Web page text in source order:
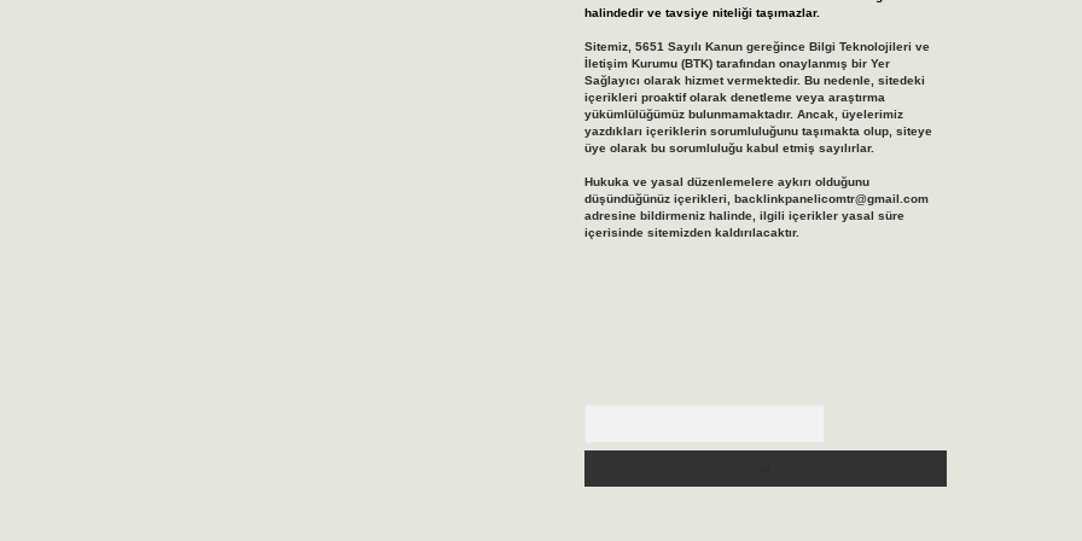
halindedir ve tavsiye niteliği taşımazlar.
Sitemiz, 5651 Sayılı Kanun gereğince Bilgi Teknolojileri ve
İletişim Kurumu (BTK) tarafından onaylanmış bir Yer
Sağlayıcı olarak hizmet vermektedir. Bu nedenle, sitedeki
içerikleri proaktif olarak denetleme veya araştırma
yükümlülüğümüz bulunmamaktadır. Ancak, üyelerimiz
yazdıkları içeriklerin sorumluluğunu taşımakta olup, siteye
üye olarak bu sorumluluğu kabul etmiş sayılırlar.
Hukuka ve yasal düzenlemelere aykırı olduğunu
düşündüğünüz içerikleri, backlinkpanelicomtr@gmail.com
adresine bildirmeniz halinde, ilgili içerikler yasal süre
içerisinde sitemizden kaldırılacaktır.